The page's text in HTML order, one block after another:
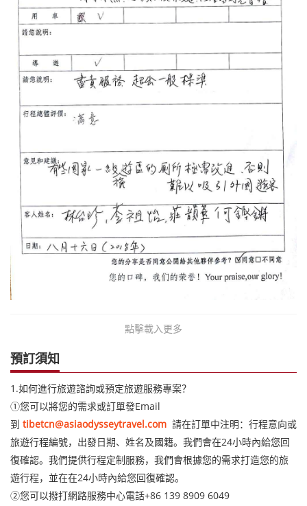
點擊載入更多
預訂須知
1.如何進行旅遊諮詢或預定旅遊服務專案？
①您可以將您的需求或訂單發Email
到 tibetcn@asiaodysseytravel.com 請在訂單中注明：行程意向或
旅遊行程編號，出發日期、姓名及國籍。我們會在24小時內給您回
復確認。我們提供行程定制服務，我們會根據您的需求打造您的旅
遊行程，並在在24小時內給您回復確認。
②您可以撥打網路服務中心電話+86 139 8909 6049